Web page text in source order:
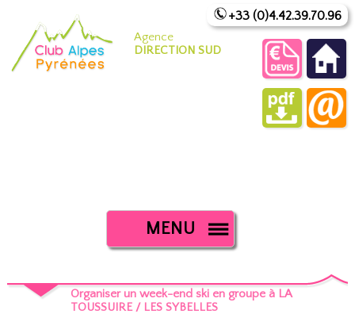
Agence
DIRECTION SUD
+33 (0)4.42.39.70.96
MENU
Organiser un week-end ski en groupe à LA
TOUSSUIRE / LES SYBELLES